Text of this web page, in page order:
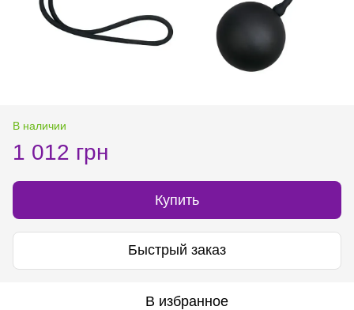
В наличии
1 012 грн
Купить
Быстрый заказ
В избранное